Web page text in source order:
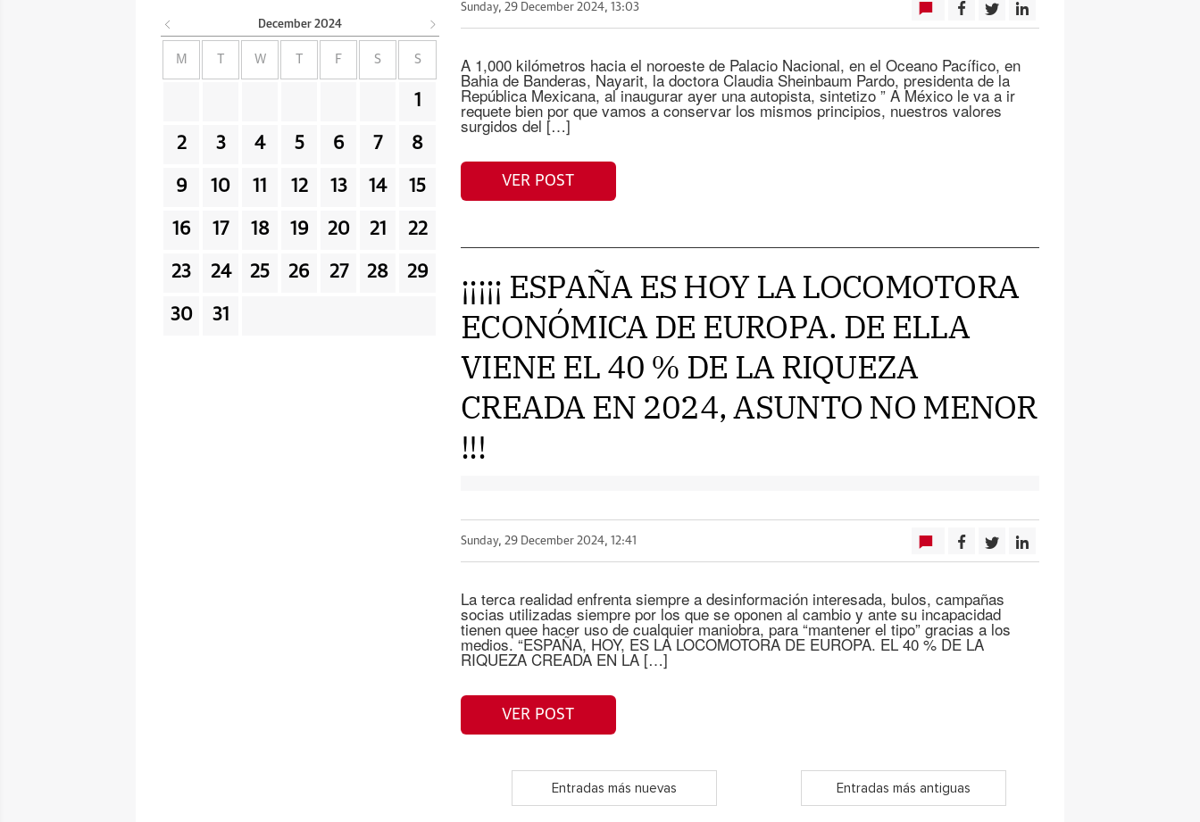
Sunday, 29 December 2024, 13:03
A 1,000 kilómetros hacia el noroeste de Palacio Nacional, en el Oceano Pacífico, en
Bahia de Banderas, Nayarit, la doctora Claudia Sheinbaum Pardo, presidenta de la
República Mexicana, al inaugurar ayer una autopista, sintetizo ” A México le va a ir
requete bien por que vamos a conservar los mismos principios, nuestros valores
surgidos del […]
VER POST
¡¡¡¡¡ ESPAÑA ES HOY LA LOCOMOTORA
ECONÓMICA DE EUROPA. DE ELLA
VIENE EL 40 % DE LA RIQUEZA
CREADA EN 2024, ASUNTO NO MENOR
!!!
Sunday, 29 December 2024, 12:41
La terca realidad enfrenta siempre a desinformación interesada, bulos, campañas
socias utilizadas siempre por los que se oponen al cambio y ante su incapacidad
tienen quee hacer uso de cualquier maniobra, para “mantener el tipo” gracias a los
medios. “ESPAÑA, HOY, ES LA LOCOMOTORA DE EUROPA. EL 40 % DE LA
RIQUEZA CREADA EN LA […]
VER POST
Entradas más nuevas Entradas más antiguas
December 2024
M W F S S
1
2 3 4 5 6 7 8
9 10 11 12 13 14 15
16 17 18 19 20 21 22
23 24 25 26 27 28 29
30 31